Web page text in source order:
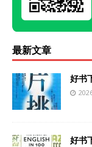
最新文章
好书
好书